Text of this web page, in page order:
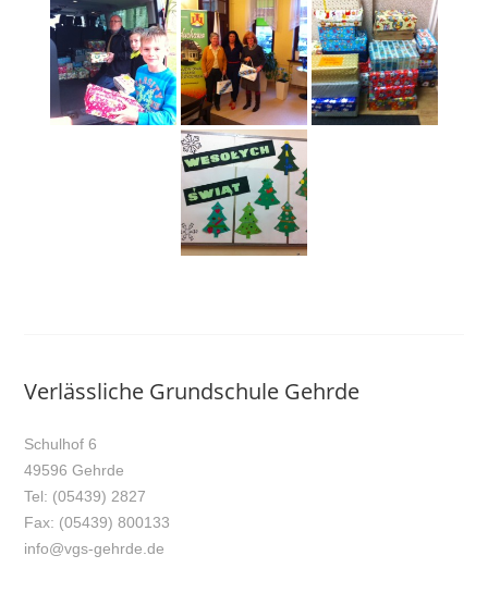
Verlässliche Grundschule Gehrde
Schulhof 6
49596 Gehrde
Tel: (05439) 2827
Fax: (05439) 800133
info@vgs-gehrde.de